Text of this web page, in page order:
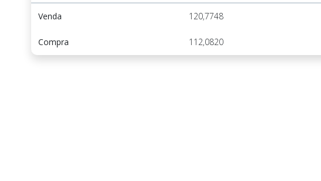
Venda 120,7748
Compra 112,0820